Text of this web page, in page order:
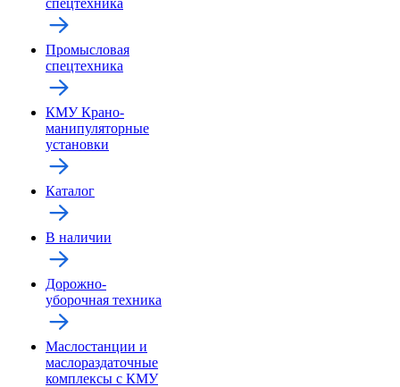
спецтехника
Промысловая
спецтехника
КМУ Крано-
манипуляторные
установки
Каталог
В наличии
Дорожно-
уборочная техника
Маслостанции и
маслораздаточные
комплексы с КМУ